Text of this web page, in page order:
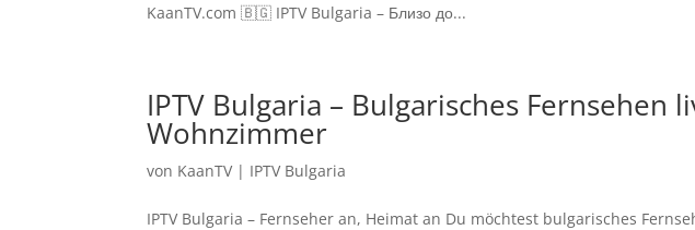
KaanTV.com 🇧🇬 IPTV Bulgaria – Близо до...
IPTV Bulgaria – Bulgarisches Fernsehen
Wohnzimmer
von KaanTV| IPTV Bulgaria
IPTV Bulgaria – Fernseher an, Heimat an Du möchtest bulgarisches